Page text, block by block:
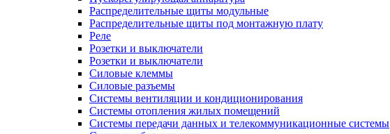
Распределительные щиты модульные
Распределительные щиты под монтажную плату
Реле
Розетки и выключатели
Розетки и выключатели
Силовые клеммы
Силовые разъемы
Системы вентиляции и кондиционирования
Системы отопления жилых помещений
Системы передачи данных и телекоммуникационные системы